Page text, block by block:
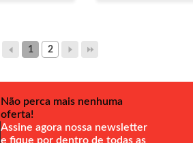
1 2
Não perca mais nenhuma
oferta!
Assine agora nossa newsletter
e fique por dentro de todas as